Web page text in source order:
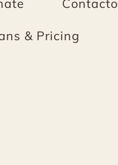
Contacto
& Pricing